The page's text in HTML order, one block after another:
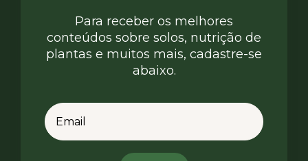
Para receber os melhores
conteúdos sobre solos, nutrição de
plantas e muitos mais, cadastre-se
abaixo.